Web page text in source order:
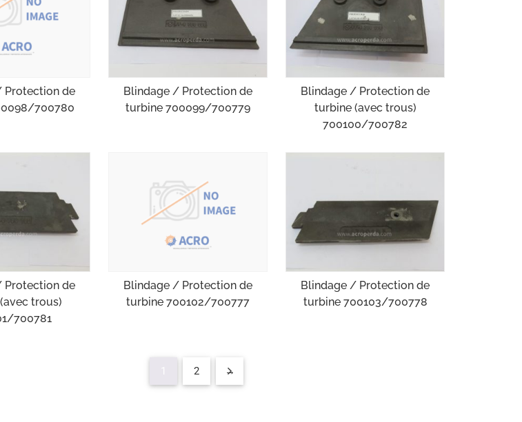
Protection de
700780
Blindage / Protection de
turbine 700099/700779
Blindage / Protection de
turbine (avec trous)
700100/700782
Protection de
trous)
700781
Blindage / Protection de
turbine 700102/700777
Blindage / Protection de
turbine 700103/700778
1 2 →